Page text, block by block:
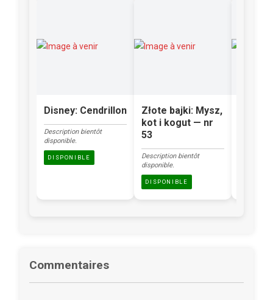
Disney: Cendrillon
Description bientôt
disponible.
DISPONIBLE
Złote bajki: Mysz,
kot i kogut — nr
53
Description bientôt
disponible.
DISPONIBLE
Commentaires